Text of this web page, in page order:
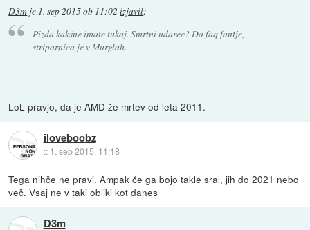
D3m je 1. sep 2015 ob 11:02 izjavil:
Pizda kakšne imate tukaj. Smrtni udarec? Da faq fantje,
striparnica je v Murglah.
LoL pravjo, da je AMD že mrtev od leta 2011.
iloveboobz
:: 1. sep 2015, 11:18
Tega nihče ne pravi. Ampak če ga bojo takle sral, jih do 2021 nebo
več. Vsaj ne v taki obliki kot danes
D3m